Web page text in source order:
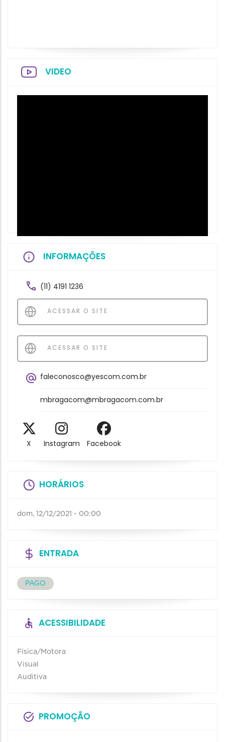
VIDEO
INFORMAÇÕES
(11) 4191 1236
ACESSAR O SITE
ACESSAR O SITE
faleconosco@yescom.com.br
mbragacom@mbragacom.com.br
X Instagram Facebook
HORÁRIOS
dom, 12/12/2021 - 00:00
ENTRADA
PAGO
ACESSIBILIDADE
Física/Motora
Visual
Auditiva
PROMOÇÃO